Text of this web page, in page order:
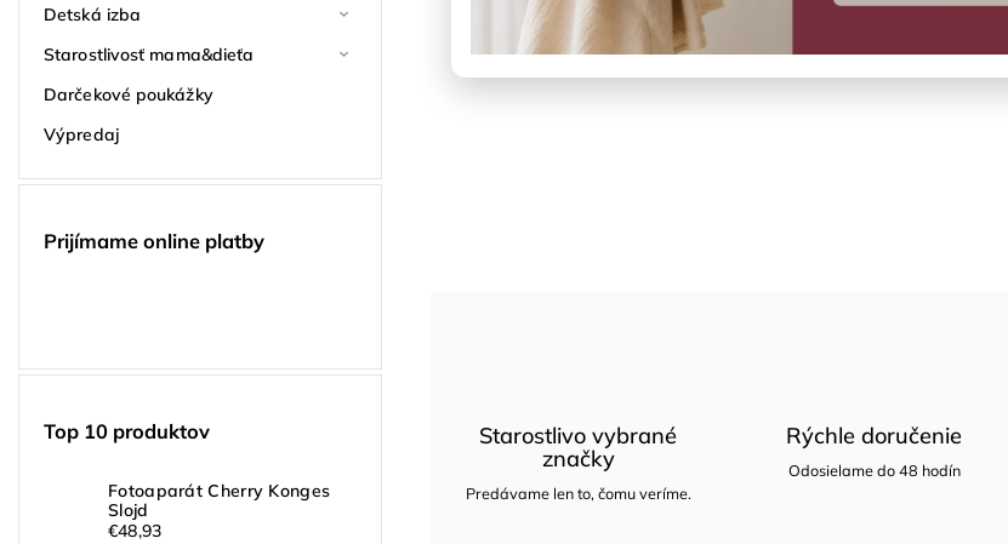
Detská izba
Starostlivosť mama&dieťa
Darčekové poukážky
Výpredaj
Prijímame online platby
Top 10 produktov
Fotoaparát Cherry Konges
Slojd
€48,93
Starostlivo vybrané
značky
Predávame len to, čomu veríme.
Rýchle doručenie
Odosielame do 48 hodín